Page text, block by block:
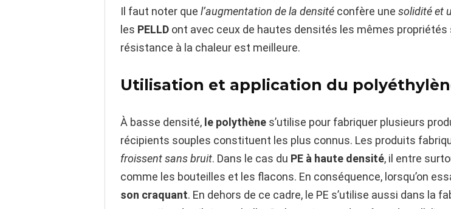
Il faut noter que l’augmentation de la densité confère une solidité et
les PELLD ont avec ceux de hautes densités les mêmes propriétés
résistance à la chaleur est meilleure.
Utilisation et application du
À basse densité, le polythène s’utilise pour fabriquer plusieurs
récipients souples constituent les plus connus. Les produits
froissent sans bruit. Dans le cas du PE à haute densité, il entre
comme les bouteilles et les flacons. En conséquence, lorsqu’on
son craquant. En dehors de ce cadre, le PE s’utilise aussi dans la